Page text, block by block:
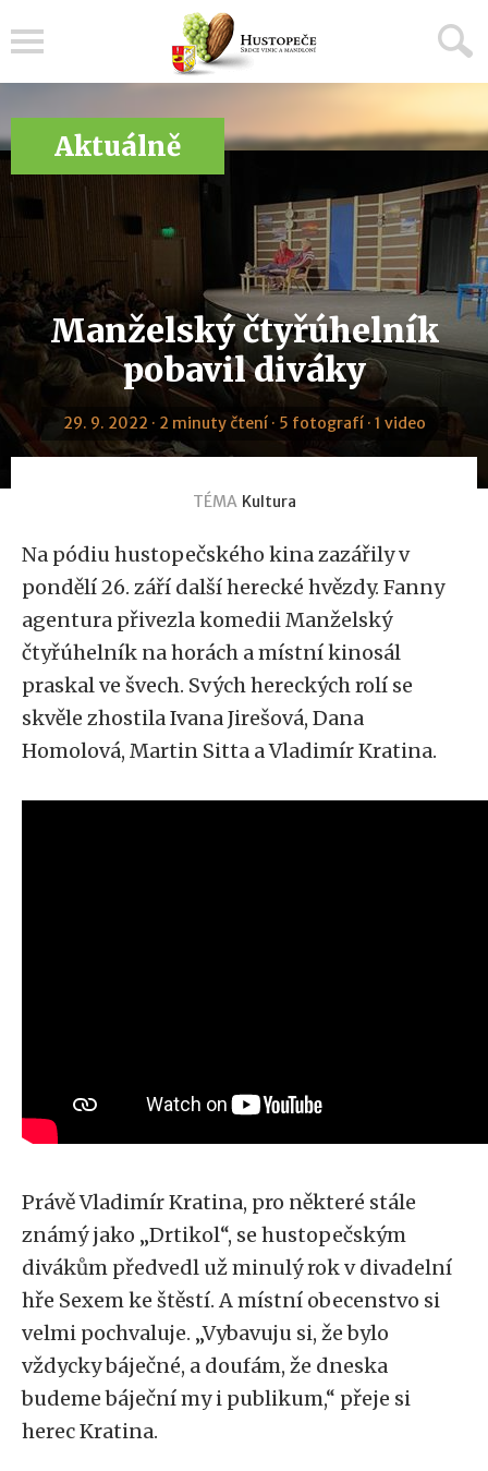
Aktuálně
Manželský čtyřúhelník
pobavil diváky
29. 9. 2022 · 2 minuty čtení · 5 fotografí · 1 video
TÉMA Kultura
Na pódiu hustopečského kina zazářily v
pondělí 26. září další herecké hvězdy. Fanny
agentura přivezla komedii Manželský
čtyřúhelník na horách a místní kinosál
praskal ve švech. Svých hereckých rolí se
skvěle zhostila Ivana Jirešová, Dana
Homolová, Martin Sitta a Vladimír Kratina.
Právě Vladimír Kratina, pro některé stále
známý jako „Drtikol“, se hustopečským
divákům předvedl už minulý rok v divadelní
hře Sexem ke štěstí. A místní obecenstvo si
velmi pochvaluje. „Vybavuju si, že bylo
vždycky báječné, a doufám, že dneska
budeme báječní my i publikum,“ přeje si
herec Kratina.